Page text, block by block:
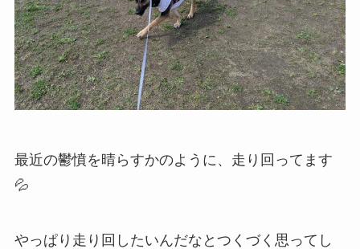
最近の鬱憤を晴らすかのように、走り回ってます
💦
やっぱり走り回したいんだなとつくづく思ってし